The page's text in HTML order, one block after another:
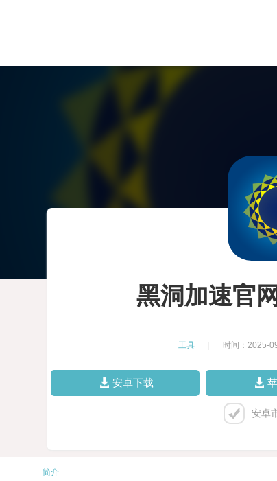
黑洞加速官
工具 时间：2025-
安卓下载
安卓
简介